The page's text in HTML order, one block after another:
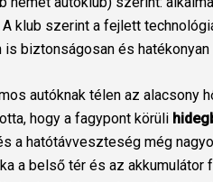
klub szerint a fejlett
is biztonságosan és
autóknak télen az alacsony
hogy a fagypont körüli
a hatótávveszteség még
a belső tér és az